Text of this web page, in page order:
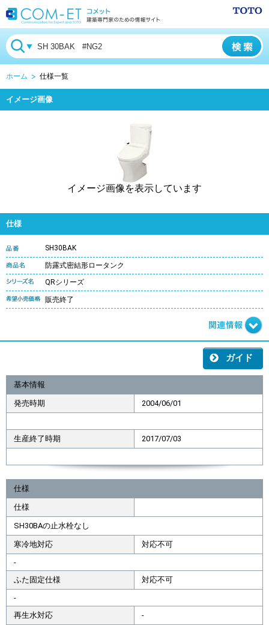
ホーム 仕様一覧
イメージ画像
イメージ画像を表示しています
仕様
SH30BAK
防露式密結形ロータンク
QRシリーズ
販売終了
ガイド
基本情報
発売時期 2004/06/01
生産終了時期 2017/07/03
仕様
仕様
SH30BAの止水栓なし
寒冷地対応
対応不可
-
ふた固定仕様
対応不可
-
再生水対応
-